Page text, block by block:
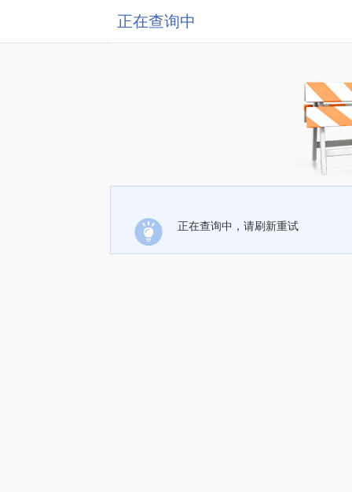
正在查询中
正在查询中，请刷新重试